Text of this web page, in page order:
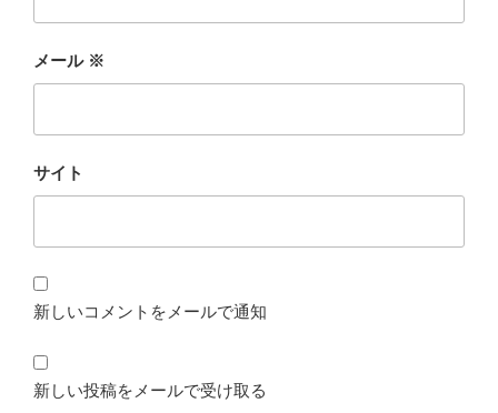
メール ※
サイト
新しいコメントをメールで通知
新しい投稿をメールで受け取る